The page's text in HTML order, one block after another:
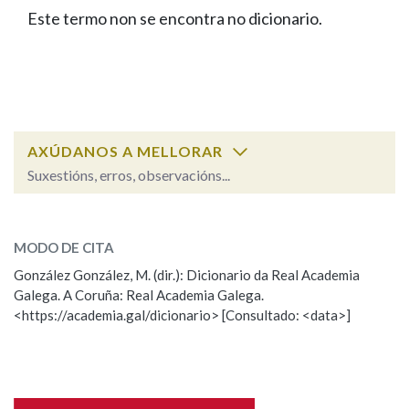
FIGURAS HOMENAXEADAS
PORTAL DAS PALABRAS
Facebook
TwitterYoutubeInstagram
Bluesky
BUSCAR NOS LEMAS
Remata por
BUSCAR NO CONTIDO
Nas definicións
Este termo non se encontra no dicionario.
AXÚDANOS A MELLORAR
Suxestións, erros, observacións...
Observación
Nome
MODO DE CITA
González González, M. (dir.): Dicionario da Real Academia
Galega. A Coruña: Real Academia Galega.
<https://academia.gal/dicionario> [Consultado: <data>]